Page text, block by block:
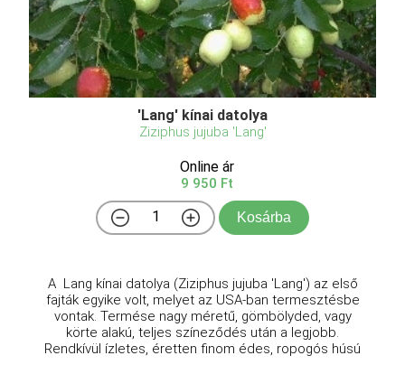
'Lang' kínai datolya
Ziziphus jujuba 'Lang'
Online ár
9 950 Ft
Kosárba
A Lang kínai datolya (Ziziphus jujuba 'Lang') az első
fajták egyike volt, melyet az USA-ban termesztésbe
vontak. Termése nagy méretű, gömbölyded, vagy
körte alakú, teljes színeződés után a legjobb.
Rendkívül ízletes, éretten finom édes, ropogós húsú